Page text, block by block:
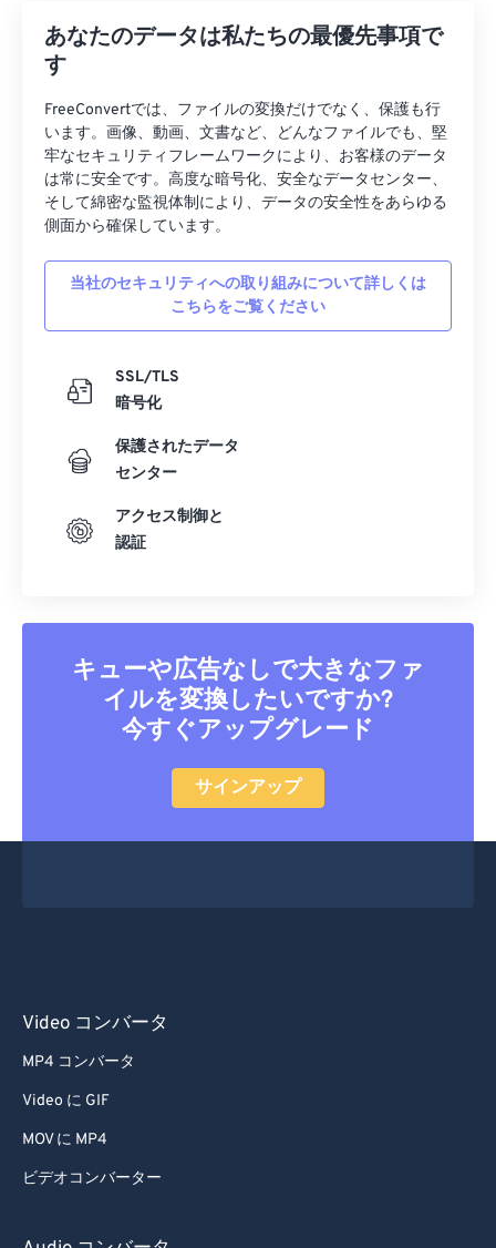
あなたのデータは私たちの最優先事項で
す
FreeConvertでは、ファイルの変換だけでなく、保護も行
います。画像、動画、文書など、どんなファイルでも、堅
牢なセキュリティフレームワークにより、お客様のデータ
は常に安全です。高度な暗号化、安全なデータセンター、
そして綿密な監視体制により、データの安全性をあらゆる
側面から確保しています。
当社のセキュリティへの取り組みについて詳しくは
こちらをご覧ください
SSL/TLS
暗号化
保護されたデータ
センター
アクセス制御と
認証
キューや広告なしで大きなファ
イルを変換したいですか?
今すぐアップグレード
サインアップ
Video コンバータ
MP4 コンバータ
Video に GIF
MOV に MP4
ビデオコンバーター